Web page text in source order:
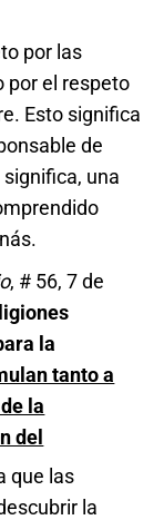
por las
por el respeto
Esto significa
de
una
, # 56, 7 de
la
tanto a
la
del
que las
la